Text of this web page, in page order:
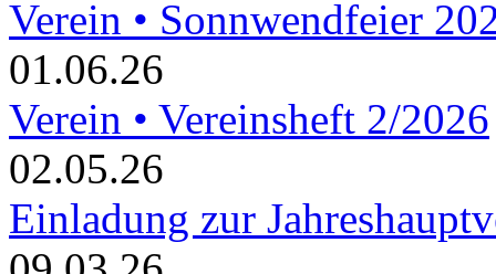
Verein • Sonnwendfeier
01.06.26
Verein • Vereinsheft 2/2026
02.05.26
Einladung zur